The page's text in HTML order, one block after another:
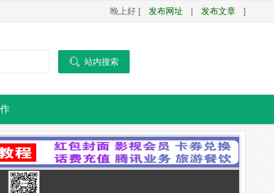
晚上好 [ 发布网址 | 发布文章 ]
 站内搜索